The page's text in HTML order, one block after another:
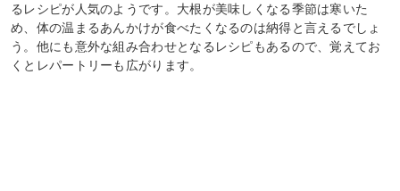
るレシピが人気のようです。大根が美味しくなる季節は寒いた
め、体の温まるあんかけが食べたくなるのは納得と言えるでしょ
う。他にも意外な組み合わせとなるレシピもあるので、覚えてお
くとレパートリーも広がります。